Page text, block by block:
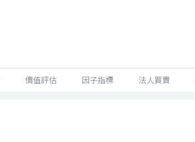
價值評估 因子指標 法人買賣